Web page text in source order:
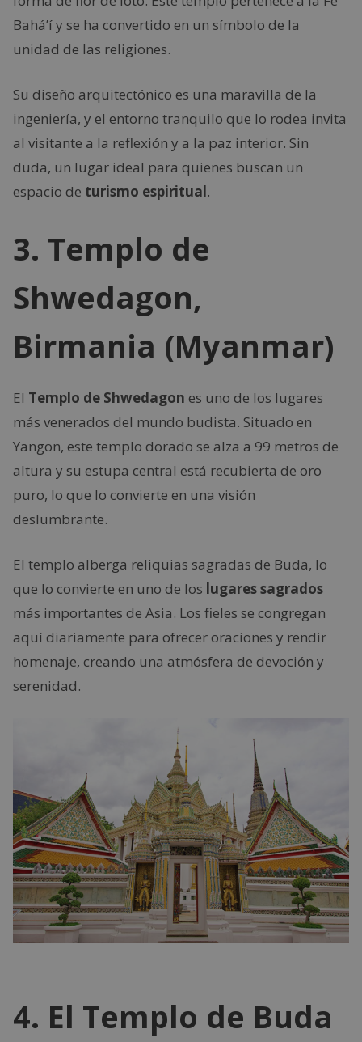
Bahá’í y se ha convertido en un símbolo de la
unidad de las religiones.
Su diseño arquitectónico es una maravilla de la
ingeniería, y el entorno tranquilo que lo rodea invita
al visitante a la reflexión y a la paz interior. Sin
duda, un lugar ideal para quienes buscan un
espacio de turismo espiritual.
3. Templo de
Shwedagon,
Birmania (Myanmar)
El Templo de Shwedagon es uno de los lugares
más venerados del mundo budista. Situado en
Yangon, este templo dorado se alza a 99 metros de
altura y su estupa central está recubierta de oro
puro, lo que lo convierte en una visión
deslumbrante.
El templo alberga reliquias sagradas de Buda, lo
que lo convierte en uno de los lugares sagrados
más importantes de Asia. Los fieles se congregan
aquí diariamente para ofrecer oraciones y rendir
homenaje, creando una atmósfera de devoción y
serenidad.
4. El Templo de Buda